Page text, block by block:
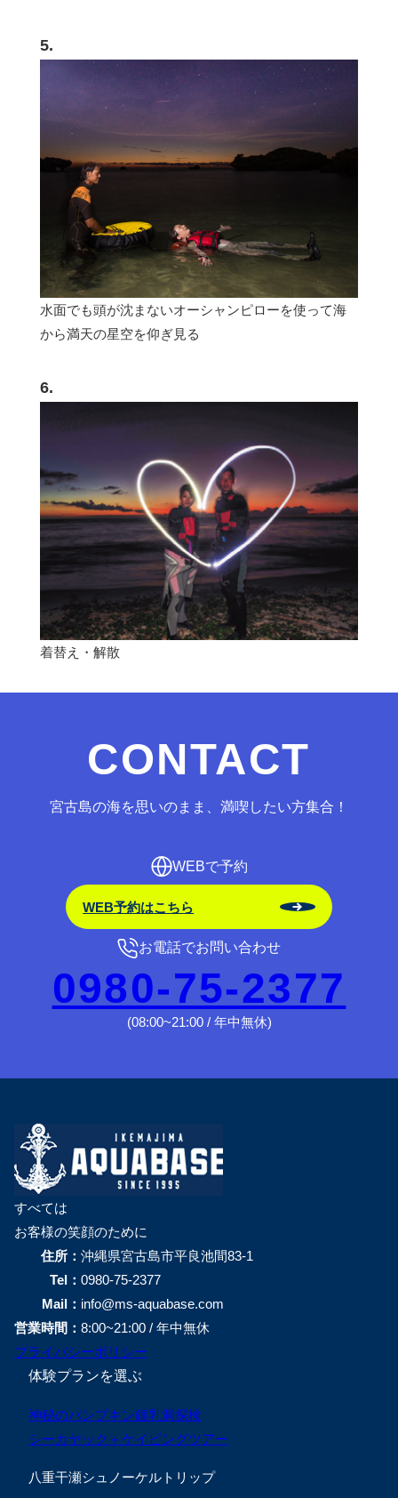
5.
水面でも頭が沈まないオーシャンピローを使って海
から満天の星空を仰ぎ見る
6.
着替え・解散
CONTACT
宮古島の海を思いのまま、満喫したい方集合！
WEBで予約
WEB予約はこちら
お電話でお問い合わせ
0980-75-2377
(08:00~21:00 / 年中無休)
すべては
お客様の笑顔のために
住所： 沖縄県宮古島市平良池間83-1
Tel： 0980-75-2377
Mail： info@ms-aquabase.com
営業時間： 8:00~21:00 / 年中無休
プライバシーポリシー
体験プランを選ぶ
神秘のパンプキン鍾乳洞探検
シーカヤック＋ケイビングツアー
八重干瀬シュノーケルトリップ